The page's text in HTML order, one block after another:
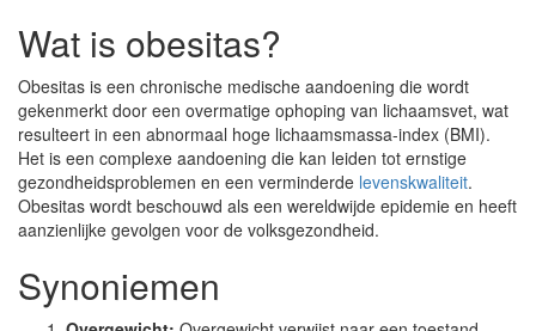
Wat is obesitas?
Obesitas is een chronische medische aandoening die wordt
gekenmerkt door een overmatige ophoping van lichaamsvet, wat
resulteert in een abnormaal hoge lichaamsmassa-index (BMI).
Het is een complexe aandoening die kan leiden tot ernstige
gezondheidsproblemen en een verminderde levenskwaliteit.
Obesitas wordt beschouwd als een wereldwijde epidemie en heeft
aanzienlijke gevolgen voor de volksgezondheid.
Synoniemen